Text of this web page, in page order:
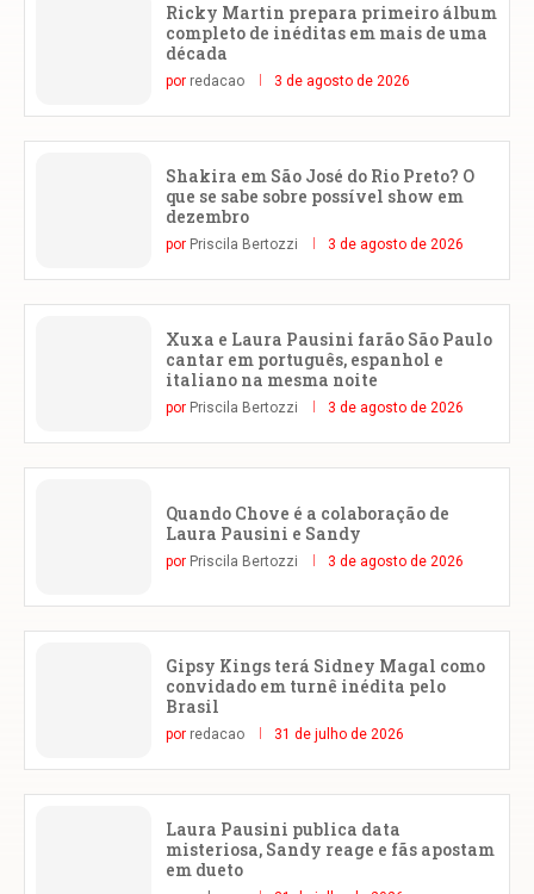
Ricky Martin prepara primeiro álbum
completo de inéditas em mais de uma
década
por redacao 3 de agosto de 2026
Shakira em São José do Rio Preto? O
que se sabe sobre possível show em
dezembro
por Priscila Bertozzi 3 de agosto de 2026
Xuxa e Laura Pausini farão São Paulo
cantar em português, espanhol e
italiano na mesma noite
por Priscila Bertozzi 3 de agosto de 2026
Quando Chove é a colaboração de
Laura Pausini e Sandy
por Priscila Bertozzi 3 de agosto de 2026
Gipsy Kings terá Sidney Magal como
convidado em turnê inédita pelo
Brasil
por redacao 31 de julho de 2026
Laura Pausini publica data
misteriosa, Sandy reage e fãs apostam
em dueto